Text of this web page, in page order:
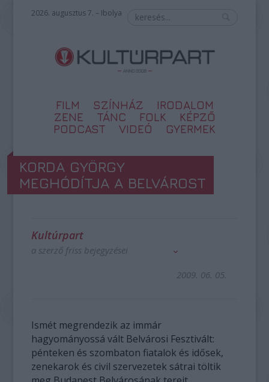
2026. augusztus 7. – Ibolya
FILM SZÍNHÁZ
IRODALOM
ZENE
TÁNC FOLK
KÉPZŐ
PODCAST
VIDEÓ GYERMEK
KORDA GYÖRGY
MEGHÓDÍTJA A BELVÁROST
Kultúrpart
a szerző friss bejegyzései
2009. 06. 05.
Ismét megrendezik az immár
hagyományossá vált Belvárosi Fesztivált:
pénteken és szombaton fiatalok és idősek,
zenekarok és civil szervezetek sátrai töltik